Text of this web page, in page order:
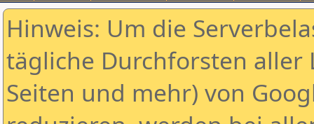
Hinweis: Um die
tägliche Durchforsten aller
Seiten und mehr) von